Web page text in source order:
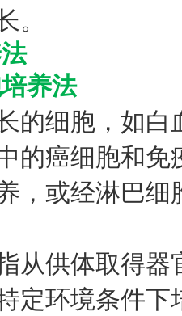
。
养法
细胞，如白
的癌细胞和
，或经淋巴
供体取得器
定环境条件